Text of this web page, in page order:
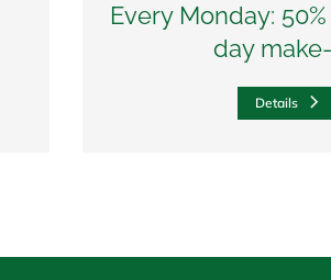
Every Monday:
day
Details